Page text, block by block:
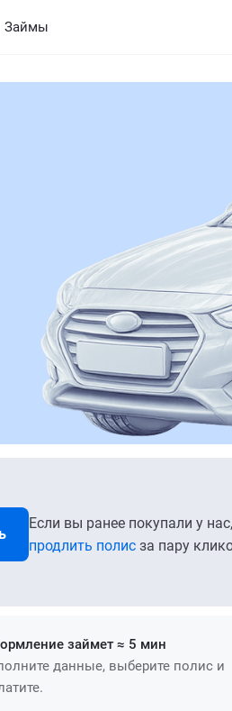
Займы
Если вы ранее покупали у
продлить полис за пару
займет ≈ 5 мин
данные, выберите полис и